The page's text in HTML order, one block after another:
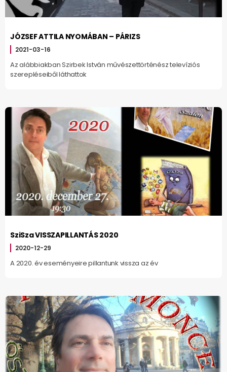
JÓZSEF ATTILA NYOMÁBAN – PÁRIZS
2021-03-16
Az alábbiakban Szirbek István művészettörténész televíziós
szerepléseiből láthattok
SziSza VISSZAPILLANTÁS 2020
2020-12-29
A 2020. év eseményeire pillantunk vissza az év